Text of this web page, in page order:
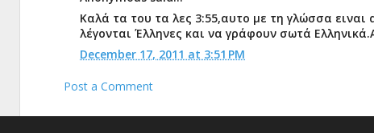
Καλά τα του τα λες 3:55,αυτο με τη γλώσσα
λέγονται Έλληνες και να γράφουν σωτά
December 17, 2011 at 3:51 PM
Post a Comment